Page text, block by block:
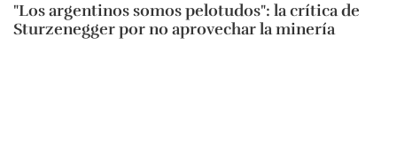
"Los argentinos somos pelotudos": la crítica de
Sturzenegger por no aprovechar la minería